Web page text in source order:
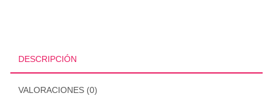
DESCRIPCIÓN
VALORACIONES (0)